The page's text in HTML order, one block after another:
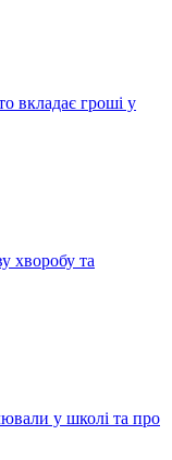
вкладає гроші у
хворобу та
у школі та про